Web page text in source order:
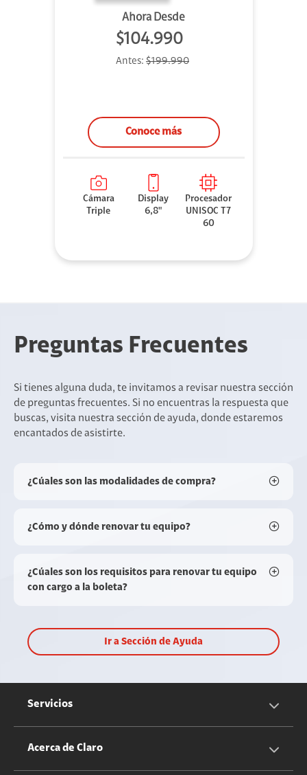
Ahora Desde
$104.990
Antes: $199.990
Conoce más
Cámara
Triple
Display
6,8"
Procesador
UNISOC T7
60
Preguntas Frecuentes
Si tienes alguna duda, te invitamos a revisar nuestra sección
de preguntas frecuentes. Si no encuentras la respuesta que
buscas, visita nuestra sección de ayuda, donde estaremos
encantados de asistirte.
¿Cúales son las modalidades de compra?
¿Cómo y dónde renovar tu equipo?
¿Cúales son los requisitos para renovar tu equipo
con cargo a la boleta?
Ir a Sección de Ayuda
Servicios
Servicios Móviles
Acerca de Claro